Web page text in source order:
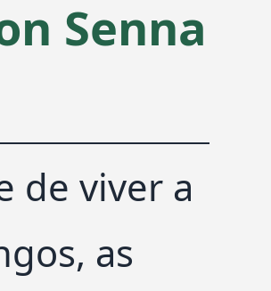
Senna
de viver a
as